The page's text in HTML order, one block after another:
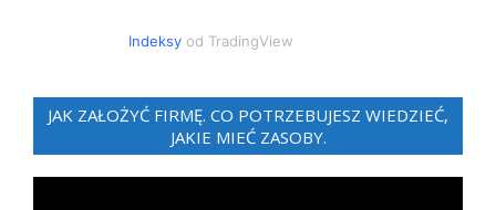
Indeksyod TradingView
JAK ZAŁOŻYĆ FIRMĘ. CO POTRZEBUJESZ WIEDZIEĆ,
JAKIE MIEĆ ZASOBY.